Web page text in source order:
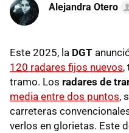
Alejandra Otero
Este 2025, la DGT
120 radares fijos nuevos,
tramo. Los radares de
media entre dos puntos,
carreteras
verlos en glorietas. Este